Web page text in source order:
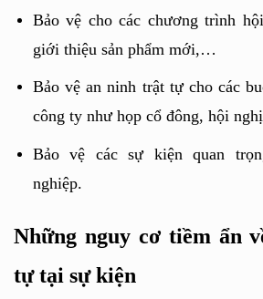
Bảo vệ cho các chương trình
giới thiệu sản phẩm mới,…
Bảo vệ an ninh trật tự cho các
công ty như họp cổ đông, hội
Bảo vệ các sự kiện quan
nghiệp.
Những nguy cơ tiềm ẩn
tự tại sự kiện